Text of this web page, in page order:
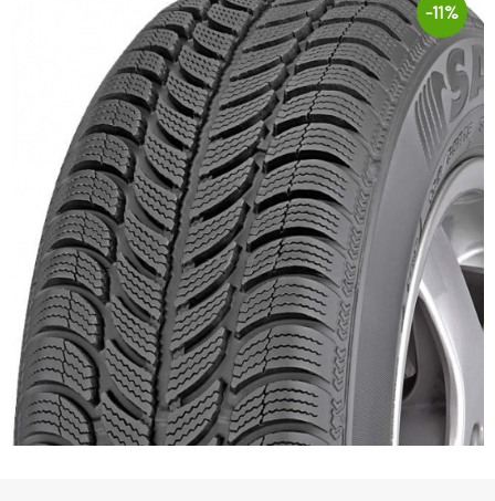
-11%